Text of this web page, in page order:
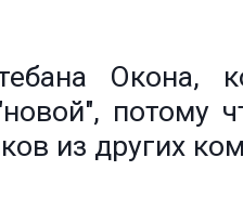
Окона,
потому
из других